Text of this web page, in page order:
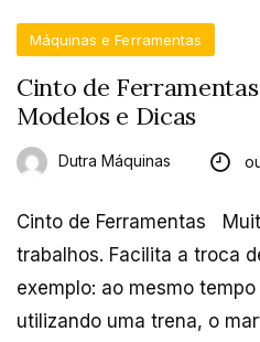
Máquinas e Ferramentas
Cinto de
Modelos e Dicas
Dutra Máquinas
Cinto de Ferramentas
trabalhos. Facilita a troca
exemplo: ao mesmo
utilizando uma trena, o